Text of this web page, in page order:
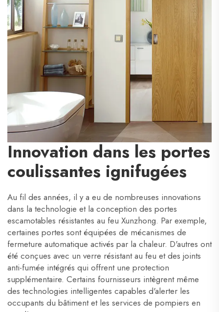
Innovation dans les portes
coulissantes ignifugées
Au fil des années, il y a eu de nombreuses innovations
dans la technologie et la conception des portes
escamotables résistantes au feu Xunzhong. Par exemple,
certaines portes sont équipées de mécanismes de
fermeture automatique activés par la chaleur. D'autres ont
été conçues avec un verre résistant au feu et des joints
anti-fumée intégrés qui offrent une protection
supplémentaire. Certains fournisseurs intègrent même
des technologies intelligentes capables d'alerter les
occupants du bâtiment et les services de pompiers en